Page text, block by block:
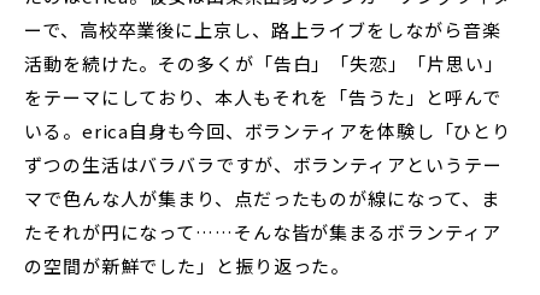
ーで、高校卒業後に上京し、路上ライブをしながら音楽
活動を続けた。その多くが「告白」「失恋」「片思い」
をテーマにしており、本人もそれを「告うた」と呼んで
いる。erica自身も今回、ボランティアを体験し「ひとり
ずつの生活はバラバラですが、ボランティアというテー
マで色んな人が集まり、点だったものが線になって、ま
たそれが円になって……そんな皆が集まるボランティア
の空間が新鮮でした」と振り返った。